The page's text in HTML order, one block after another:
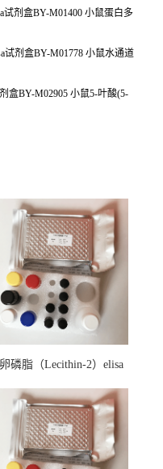
试剂盒BY-M01400 小鼠蛋白多
试剂盒BY-M01778 小鼠水通道
盒BY-M02905 小鼠5-叶酸(5-
磷脂（Lecithin-2）elisa